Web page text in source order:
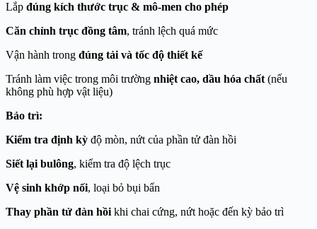
Lắp đúng kích thước trục & mô-men cho phép
Căn chỉnh trục đồng tâm, tránh lệch quá mức
Vận hành trong đúng tải và tốc độ thiết kế
Tránh làm việc trong môi trường nhiệt cao, dầu hóa chất (nếu
không phù hợp vật liệu)
Bảo trì:
Kiểm tra định kỳ độ mòn, nứt của phần tử đàn hồi
Siết lại bulông, kiểm tra độ lệch trục
Vệ sinh khớp nối, loại bỏ bụi bẩn
Thay phần tử đàn hồi khi chai cứng, nứt hoặc đến kỳ bảo trì